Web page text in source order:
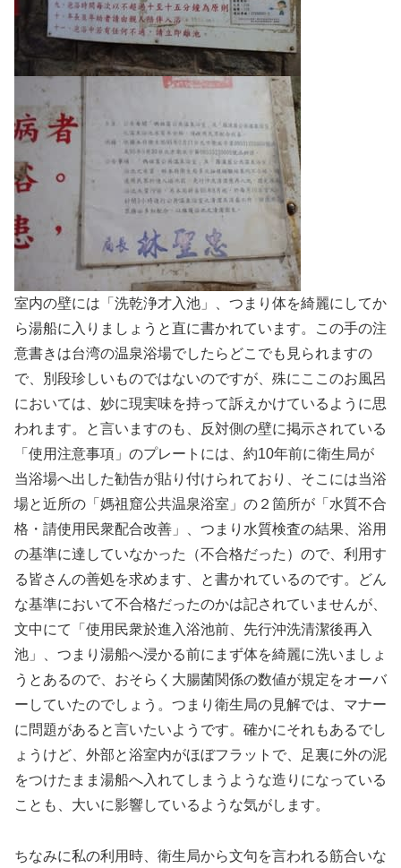
室内の壁には「洗乾浄才入池」、つまり体を綺麗にしてか
ら湯船に入りましょうと直に書かれています。この手の注
意書きは台湾の温泉浴場でしたらどこでも見られますの
で、別段珍しいものではないのですが、殊にここのお風呂
においては、妙に現実味を持って訴えかけているように思
われます。と言いますのも、反対側の壁に掲示されている
「使用注意事項」のプレートには、約10年前に衛生局が
当浴場へ出した勧告が貼り付けられており、そこには当浴
場と近所の「媽祖窟公共温泉浴室」の２箇所が「水質不合
格・請使用民衆配合改善」、つまり水質検査の結果、浴用
の基準に達していなかった（不合格だった）ので、利用す
る皆さんの善処を求めます、と書かれているのです。どん
な基準において不合格だったのかは記されていませんが、
文中にて「使用民衆於進入浴池前、先行沖洗清潔後再入
池」、つまり湯船へ浸かる前にまず体を綺麗に洗いましょ
うとあるので、おそらく大腸菌関係の数値が規定をオーバ
ーしていたのでしょう。つまり衛生局の見解では、マナー
に問題があると言いたいようです。確かにそれもあるでし
ょうけど、外部と浴室内がほぼフラットで、足裏に外の泥
をつけたまま湯船へ入れてしまうような造りになっている
ことも、大いに影響しているような気がします。
ちなみに私の利用時、衛生局から文句を言われる筋合いな